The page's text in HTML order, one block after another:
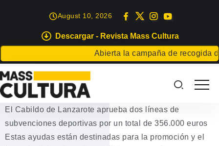
Descargar - Revista Mass Cultura
Abierta la campaña de recogida de
August 10, 2026
DEPORTES
El Cabildo aprueba dos líneas de
subvenciones deportivas
El Cabildo de Lanzarote aprueba dos líneas de
subvenciones deportivas por un total de 356.000 euros
Estas ayudas están destinadas para la promoción y el